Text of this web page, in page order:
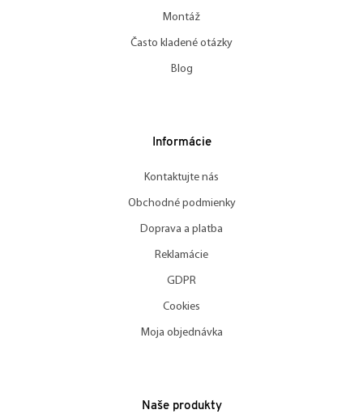
Montáž
Často kladené otázky
Blog
Informácie
Kontaktujte nás
Obchodné podmienky
Doprava a platba
Reklamácie
GDPR
Cookies
Moja objednávka
Naše produkty